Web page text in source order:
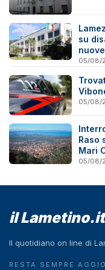
su
05/08/
05/08/
Raso
Mari
05/08/
il Lametino.it
Il quotidiano on line di
RESTA SEMPRE